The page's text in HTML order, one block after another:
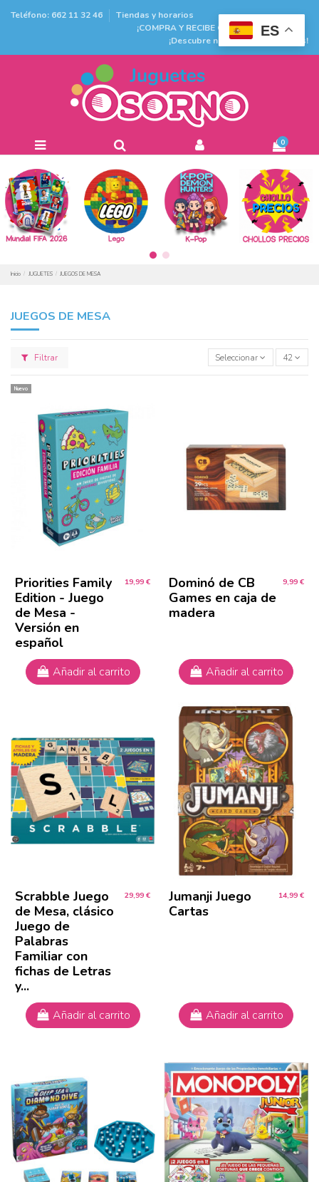
Teléfono: 662 11 32 46
Tiendas y horarios
¡COMPRA Y RECIBE GRATIS EN TIENDA!
¡Descubre nuestras promociones!
0
Inicio JUGUETES JUEGOS DE MESA
JUEGOS DE MESA
Filtrar Seleccionar 42
Nuevo
Priorities Family
Edition - Juego
de Mesa -
Versión en
español
19,99 €
Añadir al carrito
Dominó de CB
Games en caja de
madera
9,99 €
Añadir al carrito
Scrabble Juego
de Mesa, clásico
Juego de
Palabras
Familiar con
fichas de Letras
y...
29,99 €
Añadir al carrito
Jumanji Juego
Cartas
14,99 €
Añadir al carrito
ES